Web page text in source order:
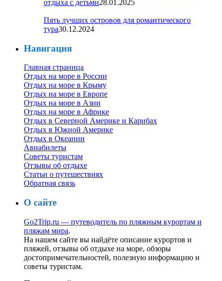
отдыха с детьми28.01.2025
Пять лучших островов для романтического
тура30.12.2024
Навигация
Главная страница
Отдых на море в России
Отдых на море в Крыму
Отдых на море в Европе
Отдых на море в Азии
Отдых на море в Африке
Отдых в Северной Америке и Карибах
Отдых в Южной Америке
Отдых в Океании
Авиабилеты
Советы туристам
Отзывы об отдыхе
Статьи о путешествиях
Обратная связь
О сайте
Go2Trip.ru — путеводитель по пляжным курортам и
пляжам мира.
На нашем сайте вы найдёте описание курортов и
пляжей, отзывы об отдыхе на море, обзоры
достопримечательностей, полезную информацию и
советы туристам.